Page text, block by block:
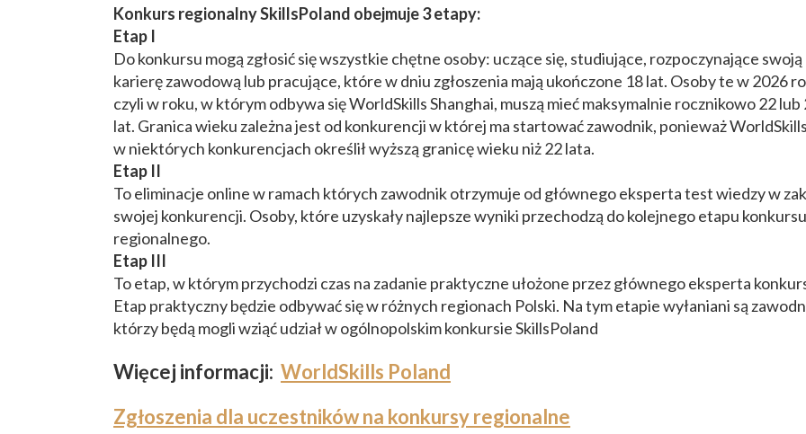
Konkurs regionalny SkillsPoland obejmuje 3 etapy:
Etap I
Do konkursu mogą zgłosić się wszystkie chętne osoby: uczące się, studiujące, rozpoczynające swoją
karierę zawodową lub pracujące, które w dniu zgłoszenia mają ukończone 18 lat. Osoby te w 2026
czyli w roku, w którym odbywa się WorldSkills Shanghai, muszą mieć maksymalnie rocznikowo 22 lub
lat. Granica wieku zależna jest od konkurencji w której ma startować zawodnik, ponieważ
w niektórych konkurencjach określił wyższą granicę wieku niż 22 lata.
Etap II
To eliminacje online w ramach których zawodnik otrzymuje od głównego eksperta test wiedzy w
swojej konkurencji. Osoby, które uzyskały najlepsze wyniki przechodzą do kolejnego etapu konkursu
regionalnego.
Etap III
To etap, w którym przychodzi czas na zadanie praktyczne ułożone przez głównego eksperta
Etap praktyczny będzie odbywać się w różnych regionach Polski. Na tym etapie wyłaniani są
którzy będą mogli wziąć udział w ogólnopolskim konkursie SkillsPoland
Więcej informacji: WorldSkills Poland
Zgłoszenia dla uczestników na konkursy regionalne